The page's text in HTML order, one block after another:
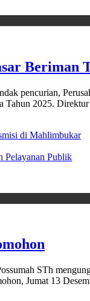
Beriman
pencurian,
2025.
di Mahlimbukar
Pelayanan Publik
STh
Jumat 13